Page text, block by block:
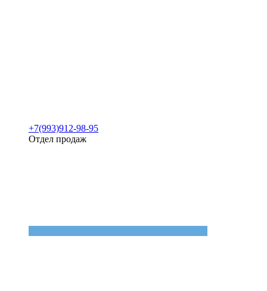
+7(993)912-98-95
Отдел продаж